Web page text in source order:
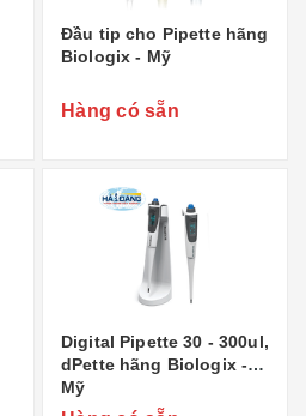
Đầu tip cho Pipette hãng
Biologix - Mỹ
Hàng có sẵn
Digital Pipette 30 - 300ul,
dPette hãng Biologix -
Mỹ